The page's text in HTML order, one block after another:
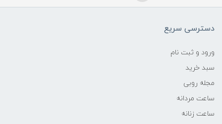
دسترسی سریع
ورود و ثبت نام
سبد خرید
مجله روبی
ساعت مردانه
ساعت زنانه